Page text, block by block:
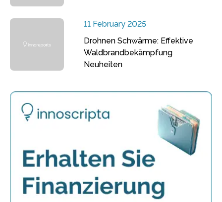
11 February 2025
Drohnen Schwärme: Effektive
Waldbrandbekämpfung
Neuheiten